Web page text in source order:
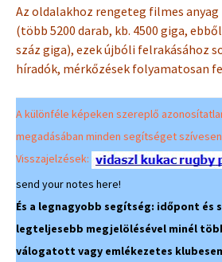
Az oldalakhoz rengeteg filmes
(több 5200 darab, kb. 4500 giga,
száz giga), ezek újbóli felrakásához
híradók, mérkőzések folyamatosan
A különféle képeken szereplő
megadásában minden segítséget
Visszajelzések:
send your notes here!
És a legnagyobb segítség: időpont és
legteljesebb megjelölésével minél
válogatott vagy emlékezetes